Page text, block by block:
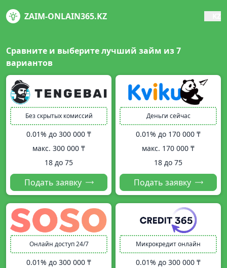
ZAIM-ONLAIN365.KZ
Сравните и выберите лучший займ из7
вариантов
Без скрытых комиссий
0.01% до 300 000 ₸
макс. 300 000 ₸
18 до 75
Подать заявку
Деньги сейчас
0.01% до 170 000 ₸
макс. 170 000 ₸
18 до 75
Подать заявку
Онлайн доступ 24/7
0.01% до 300 000 ₸
Микрокредит онлайн
0.01% до 300 000 ₸